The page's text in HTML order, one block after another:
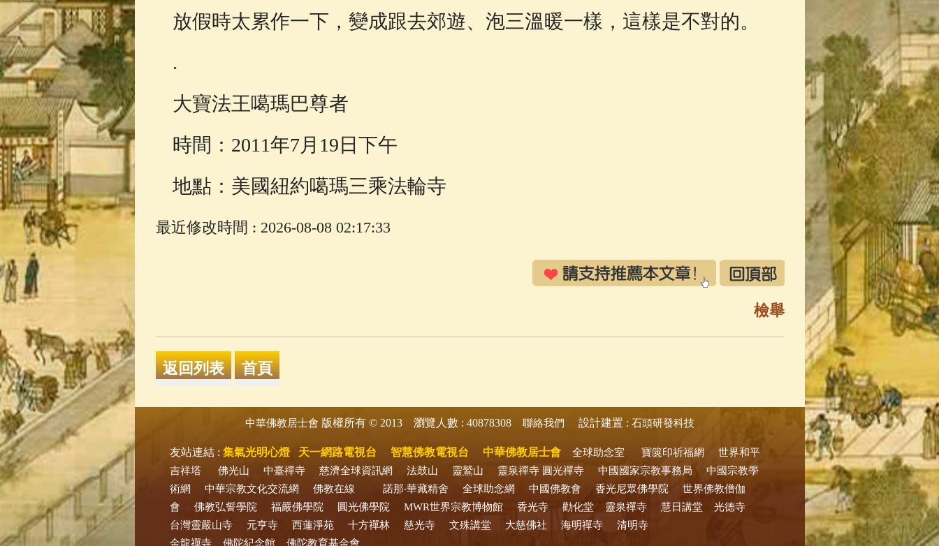
放假時太累作一下，變成跟去郊遊、泡三溫暖一樣，這樣是不對的。
.
大寶法王噶瑪巴尊者
時間：2011年7月19日下午
地點：美國紐約噶瑪三乘法輪寺
最近修改時間 : 2026-08-08 02:17:33
檢舉
中華佛教居士會 版權所有 © 2013 瀏覽人數 : 40878308 聯絡我們 設計建置 : 石頭研發科技
友站連結 : 集氣光明心燈 天一網路電視台 智慧佛教電視台 中華佛教居士會 全球助念室 寶篋印祈福網
世界和平
吉祥塔
佛光山 中臺禪寺 慈濟全球資訊網 法鼓山 靈鷲山 靈泉禪寺 圓光禪寺 中國國家宗教事務局
中國宗教學
術網
中華宗教文化交流網 佛教在線 諾那‧華藏精舍 全球助念網 中國佛教會 香光尼眾佛學院
世界佛教僧伽
會
佛教弘誓學院 福嚴佛學院 圓光佛學院 MWR世界宗教博物館 香光寺 勸化堂 靈泉禪寺 慧日講堂
光德寺
台灣靈嚴山寺
元亨寺 西蓮淨苑 十方禪林 慈光寺 文殊講堂 大慈佛社 海明禪寺
清明寺
金龍禪寺
佛陀紀念館 佛陀教育基金會